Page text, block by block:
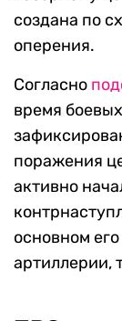
создана по
оперения.
Согласно
время
поражения
активно
основном
артиллерии,